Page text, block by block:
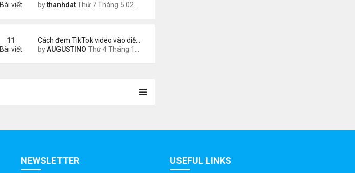
bythanhdatThứ 7 Tháng 5 02, 2026 8:40 am
Bài viết
Cách đem TikTok video vào diễ…
byAUGUSTINO Thứ 4 Tháng 11 11, 2020 11:44 am
11
Bài viết
NEWSLETTER USEFUL LINKS